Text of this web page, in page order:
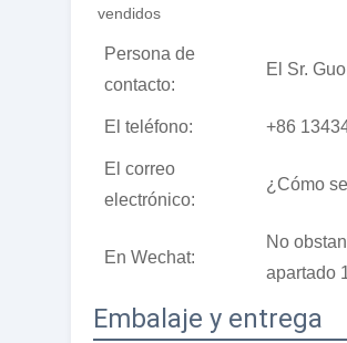
vendidos
Persona de
contacto:
El Sr. Guo
El teléfono: +86
El correo
electrónico:
¿Cómo
En Wechat:
No
apartado
Embalaje y entrega